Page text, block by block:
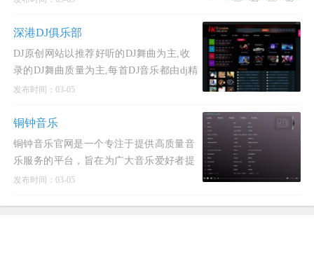
深港DJ俱乐部
DJ原创网站以推荐好听的DJ舞曲为主,收
录的DJ舞曲质量为主,每首DJ音乐都由dj精
心打造,下载好听的DJ舞曲,感受香港与深
发布时间：03-05
铜钟音乐
铜钟音乐官网是一个专注于提供高质量音
乐服务的平台，旨在为广大音乐爱好者提
供一个便捷、全面的音乐体验。该网站以
发布时间：03-05